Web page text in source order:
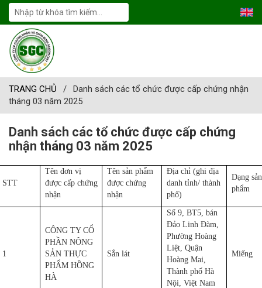
TRANG CHỦ /
Danh sách các tổ chức được cấp chứng nhận
tháng 03 năm 2025
Danh sách các tổ chức được cấp chứng
nhận tháng 03 năm 2025
STT
Tên đơn vị
được cấp chứng
nhận
Tên sản phẩm
được chứng
nhận
Địa chỉ (ghi địa
danh tỉnh/ thành
phố)
Dạng sản
phẩm
1
CÔNG TY CỔ
PHẦN NÔNG
SẢN THỰC
PHẨM HỒNG
HÀ
Sắn lát
Số 9, BT5, bán
Đảo Linh Đàm,
Phường Hoàng
Liệt, Quận
Hoàng Mai,
Thành phố Hà
Nội, Việt Nam
Miếng